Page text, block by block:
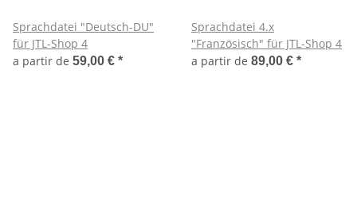
Sprachdatei "Deutsch-DU"
für JTL-Shop 4
a partir de 59,00 € *
Sprachdatei 4.x
"Französisch" für JTL-Shop 4
a partir de 89,00 € *